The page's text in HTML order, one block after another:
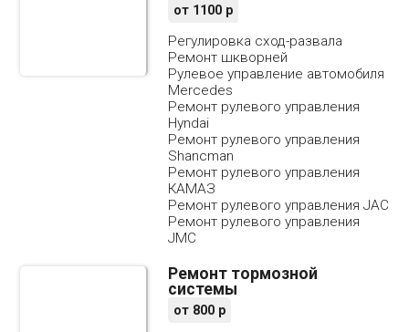
от 1100р
Регулировка сход-развала
Ремонт шкворней
Рулевое управление автомобиля
Mercedes
Ремонт рулевого управления
Hyndai
Ремонт рулевого управления
Shancman
Ремонт рулевого управления
КАМАЗ
Ремонт рулевого управления JAC
Ремонт рулевого управления
JMC
Ремонт тормозной
системы
от 800р